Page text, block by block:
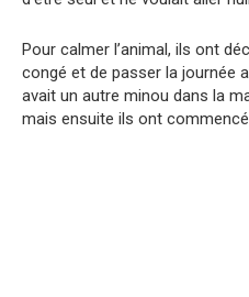
Pour calmer l’animal, ils ont
congé et de passer la journée
avait un autre minou dans la
mais ensuite ils ont